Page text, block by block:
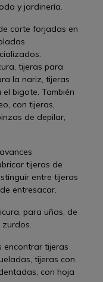
y jardinería.
corte forjadas en
tijeras para
la nariz, tijeras
bigote. También
con tijeras,
de depilar,
tijeras de
entre tijeras
entresacar.
para uñas, de
encontrar tijeras
tijeras con
con hoja